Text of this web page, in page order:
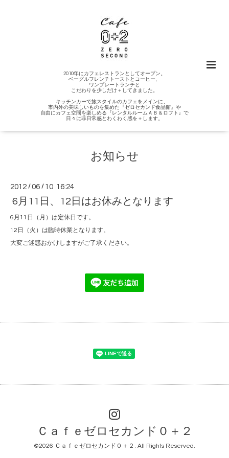
2010年にカフェレストランとしてオープン。
ベーグルフレンチトーストとコーヒー、
ワンプレートランチと
こだわりを少しだけ＋してきました。
キッチンカーで旅スタイルのカフェをメインに、
市内外の美味しいものを集めた『ゼロセカンド食品館』や
自由にカフェ空間を楽しめる『レンタルルームＡＢ＆ロフト』で
日々に非日常感とわくわく感を＋します。
お知らせ
2012 /06 / 10 16:24
6月11日、12日はお休みとなります
6月11日（月）は定休日です。
12日（火）は臨時休業となります。
大変ご迷惑おかけしますがご了承ください。
Ｃａｆｅゼロセカンド０＋２
©2026 Ｃａｆｅゼロセカンド０＋２ . All Rights Reserved.